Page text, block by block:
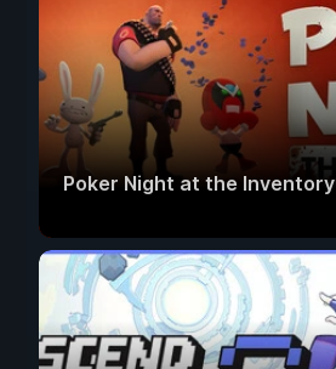
Poker Night at the Inventory